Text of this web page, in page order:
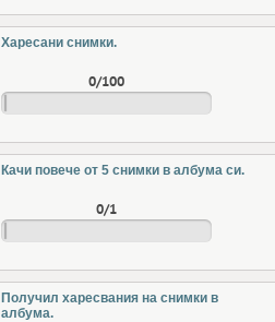
Харесани снимки.
0/100
Качи повече от 5 снимки в албума си.
0/1
Получил харесвания на снимки в
албума.